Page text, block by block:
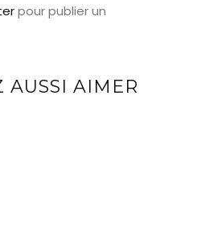
pour publier un
AUSSI AIMER